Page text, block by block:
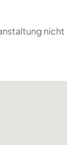
nicht